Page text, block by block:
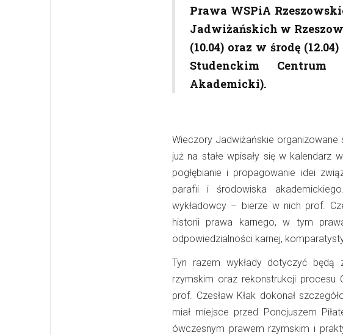
Prawa WSPiA
Jadwiżańskich w
(10.04) oraz w środę
Studenckim Centrum
Akademicki).
Wieczory Jadwiżańskie
już na stałe wpisały się w kalendarz
pogłębianie i propagowanie idei
parafii i środowiska
wykładowcy – bierze w nich prof.
historii prawa karnego, w tym
odpowiedzialności karnej,
Tyn razem wykłady dotyczyć
rzymskim oraz rekonstrukcji procesu
prof. Czesław Kłak dokonał
miał miejsce przed Poncjuszem
ówczesnym prawem rzymskim i